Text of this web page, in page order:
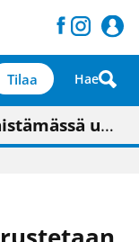
Tilaa Hae
painojäljen laatuna lehdessä
on valoisa
keskustavisiotyön”
kuin kaupungissa"